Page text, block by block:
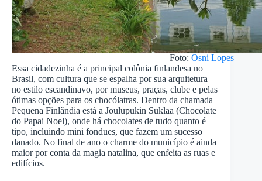
Foto: Osni Lopes
Essa cidadezinha é a principal colônia finlandesa no
Brasil, com cultura que se espalha por sua arquitetura
no estilo escandinavo, por museus, praças, clube e pelas
ótimas opções para os chocólatras. Dentro da chamada
Pequena Finlândia está a Joulupukin Suklaa (Chocolate
do Papai Noel), onde há chocolates de tudo quanto é
tipo, incluindo mini fondues, que fazem um sucesso
danado. No final de ano o charme do município é ainda
maior por conta da magia natalina, que enfeita as ruas e
edifícios.